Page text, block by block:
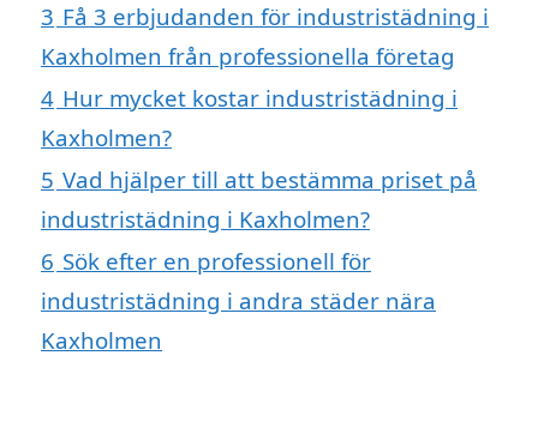
3 Få 3 erbjudanden för industristädning i
Kaxholmen från professionella företag
4 Hur mycket kostar industristädning i
Kaxholmen?
5 Vad hjälper till att bestämma priset på
industristädning i Kaxholmen?
6 Sök efter en professionell för
industristädning i andra städer nära
Kaxholmen